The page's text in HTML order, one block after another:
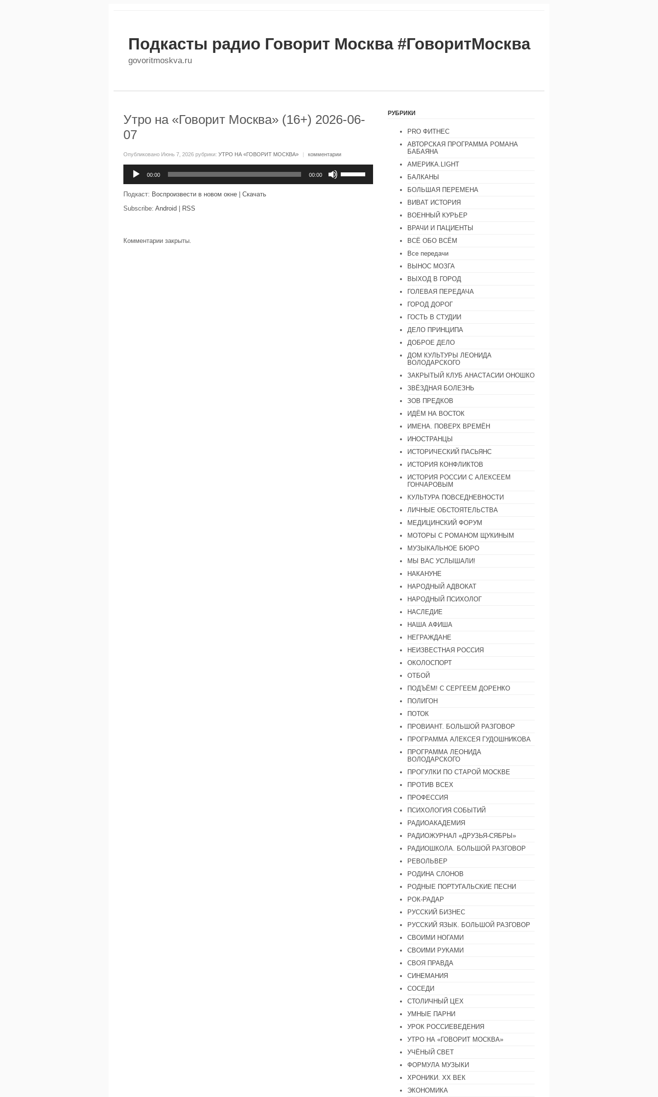
Подкасты радио Говорит Москва #ГоворитМосква
govoritmoskva.ru
Утро на «Говорит Москва» (16+) 2026-06-
07
Опубликовано Июнь 7, 2026 рубрики: УТРО НА «ГОВОРИТ МОСКВА» | комментарии
00:00 00:00
клавиши
Подкаст: Воспроизвести в новом окне
Скачать
Subscribe: Android RSS
Комментарии закрыты.
РУБРИКИ
PRO ФИТНЕС
АВТОРСКАЯ ПРОГРАММА РОМАНА
БАБАЯНА
АМЕРИКА.LIGHT
БАЛКАНЫ
БОЛЬШАЯ ПЕРЕМЕНА
ВИВАТ ИСТОРИЯ
ВОЕННЫЙ КУРЬЕР
ВРАЧИ И ПАЦИЕНТЫ
ВСЁ ОБО ВСЁМ
Все передачи
ВЫНОС МОЗГА
ВЫХОД В ГОРОД
ГОЛЕВАЯ ПЕРЕДАЧА
ГОРОД ДОРОГ
ГОСТЬ В СТУДИИ
ДЕЛО ПРИНЦИПА
ДОБРОЕ ДЕЛО
ДОМ КУЛЬТУРЫ ЛЕОНИДА
ВОЛОДАРСКОГО
ЗАКРЫТЫЙ КЛУБ АНАСТАСИИ ОНОШКО
ЗВЁЗДНАЯ БОЛЕЗНЬ
ЗОВ ПРЕДКОВ
ИДЁМ НА ВОСТОК
ИМЕНА. ПОВЕРХ ВРЕМЁН
ИНОСТРАНЦЫ
ИСТОРИЧЕСКИЙ ПАСЬЯНС
ИСТОРИЯ КОНФЛИКТОВ
ИСТОРИЯ РОССИИ С АЛЕКСЕЕМ
ГОНЧАРОВЫМ
КУЛЬТУРА ПОВСЕДНЕВНОСТИ
ЛИЧНЫЕ ОБСТОЯТЕЛЬСТВА
МЕДИЦИНСКИЙ ФОРУМ
МОТОРЫ С РОМАНОМ ЩУКИНЫМ
МУЗЫКАЛЬНОЕ БЮРО
МЫ ВАС УСЛЫШАЛИ!
НАКАНУНЕ
НАРОДНЫЙ АДВОКАТ
НАРОДНЫЙ ПСИХОЛОГ
НАСЛЕДИЕ
НАША АФИША
НЕГРАЖДАНЕ
НЕИЗВЕСТНАЯ РОССИЯ
ОКОЛОСПОРТ
ОТБОЙ
ПОДЪЁМ! С СЕРГЕЕМ ДОРЕНКО
ПОЛИГОН
ПОТОК
ПРОВИАНТ. БОЛЬШОЙ РАЗГОВОР
ПРОГРАММА АЛЕКСЕЯ ГУДОШНИКОВА
ПРОГРАММА ЛЕОНИДА
ВОЛОДАРСКОГО
ПРОГУЛКИ ПО СТАРОЙ МОСКВЕ
ПРОТИВ ВСЕХ
ПРОФЕССИЯ
ПСИХОЛОГИЯ СОБЫТИЙ
РАДИОАКАДЕМИЯ
РАДИОЖУРНАЛ «ДРУЗЬЯ-СЯБРЫ»
РАДИОШКОЛА. БОЛЬШОЙ РАЗГОВОР
РЕВОЛЬВЕР
РОДИНА СЛОНОВ
РОДНЫЕ ПОРТУГАЛЬСКИЕ ПЕСНИ
РОК-РАДАР
РУССКИЙ БИЗНЕС
РУССКИЙ ЯЗЫК. БОЛЬШОЙ РАЗГОВОР
СВОИМИ НОГАМИ
СВОИМИ РУКАМИ
СВОЯ ПРАВДА
СИНЕМАНИЯ
СОСЕДИ
СТОЛИЧНЫЙ ЦЕХ
УМНЫЕ ПАРНИ
УРОК РОССИЕВЕДЕНИЯ
УТРО НА «ГОВОРИТ МОСКВА»
УЧЁНЫЙ СВЕТ
ФОРМУЛА МУЗЫКИ
ХРОНИКИ. ХХ ВЕК
ЭКОНОМИКА